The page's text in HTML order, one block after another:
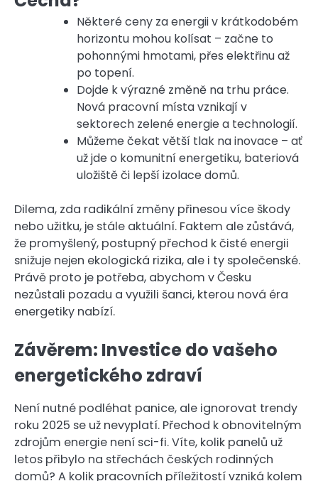
Některé ceny za energii v krátkodobém
horizontu mohou kolísat – začne to
pohonnými hmotami, přes elektřinu až
po topení.
Dojde k výrazné změně na trhu práce.
Nová pracovní místa vznikají v
sektorech zelené energie a technologií.
Můžeme čekat větší tlak na inovace – ať
už jde o komunitní energetiku, bateriová
uložiště či lepší izolace domů.
Dilema, zda radikální změny přinesou více škody
nebo užitku, je stále aktuální. Faktem ale zůstává,
že promyšlený, postupný přechod k čisté energii
snižuje nejen ekologická rizika, ale i ty společenské.
Právě proto je potřeba, abychom v Česku
nezůstali pozadu a využili šanci, kterou nová éra
energetiky nabízí.
Závěrem: Investice do vašeho
energetického zdraví
Není nutné podléhat panice, ale ignorovat trendy
roku 2025 se už nevyplatí. Přechod k obnovitelným
zdrojům energie není sci-fi. Víte, kolik panelů už
letos přibylo na střechách českých rodinných
domů? A kolik pracovních příležitostí vzniká kolem